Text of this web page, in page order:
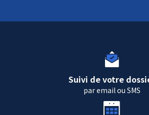
Suivi de votre
par email ou SMS